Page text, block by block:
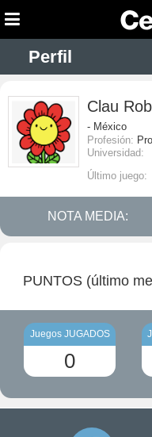
Perfil
Clau Rob
- México
Profesión:
Universidad:
Último juego:
NOTA MEDIA:
PUNTOS (último
Juegos JUGADOS
0